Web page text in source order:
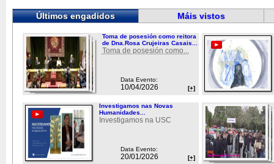
Últimos engadidos Máis vistos
Toma de posesión como reitora
de Dna.Rosa Crujeiras Casais...
Toma de posesión como...
Data Evento:
10/04/2026 [+]
Investigamos nas Novas
Humanidades...
Investigamos na USC
Data Evento:
20/01/2026 [+]